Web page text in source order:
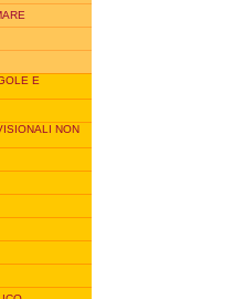
E
NON